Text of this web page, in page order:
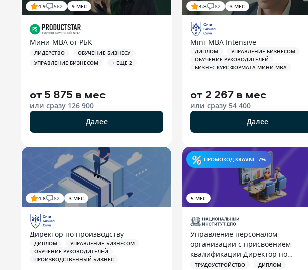
4.9 562 9 МЕС
Мини-MBA от РБК
ЛИДЕРСТВО
ОБУЧЕНИЕ БИЗНЕСУ
УПРАВЛЕНИЕ БИЗНЕСОМ
+ ЕЩЕ 2
от 5 875 в мес
или сразу 126 900
Далее
4.8 82 3 МЕС
Mini-MBA Intensive
ДИПЛОМ
УПРАВЛЕНИЕ БИЗНЕСОМ
ОБУЧЕНИЕ РУКОВОДИТЕЛЕЙ
БИЗНЕС-КУРС ФОРМАТА МИНИ-MBA
от 2 267 в мес
или сразу 54 400
Далее
4.8 82 3 МЕС
Директор по производству
ДИПЛОМ
УПРАВЛЕНИЕ БИЗНЕСОМ
ОБУЧЕНИЕ РУКОВОДИТЕЛЕЙ
ПРОИЗВОДСТВЕННЫЙ БИЗНЕС
ПРОМОКОД SRAVNI –7%
5 МЕС
Управление персоналом
организации с присвоением
квалификации Директор по
персоналу
ТРУДОУСТРОЙСТВО
ДИПЛОМ